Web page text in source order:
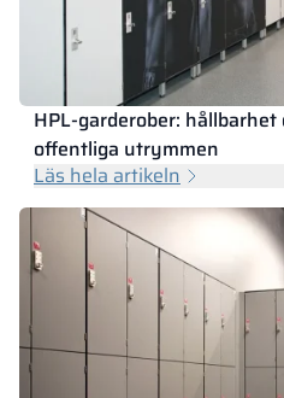
HPL-garderober:
offentliga utrymmen
Läs hela artikeln